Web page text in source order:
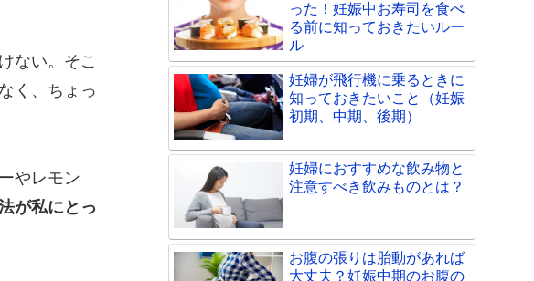
ない。そこ
く、ちょっ
やレモン
が私にとっ
った！妊娠中お寿司を食べ
る前に知っておきたいルー
ル
妊婦が飛行機に乗るときに
知っておきたいこと（妊娠
初期、中期、後期）
妊婦におすすめな飲み物と
注意すべき飲みものとは？
お腹の張りは胎動があれば
大丈夫？妊娠中期のお腹の